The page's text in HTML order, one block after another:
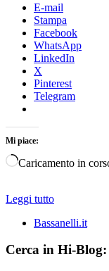
E-mail
Stampa
Facebook
WhatsApp
LinkedIn
X
Pinterest
Telegram
Mi piace:
Caricamento in
Leggi tutto
Bassanelli.it
Cerca in Hi-Blog: